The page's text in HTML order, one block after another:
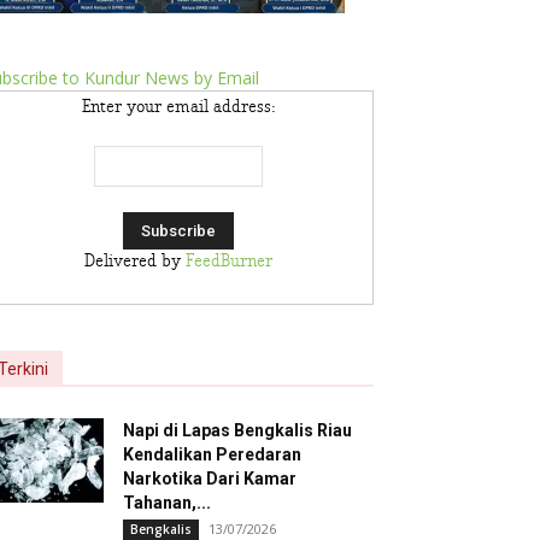
to Kundur News by Email
Enter your email address:
Delivered by FeedBurner
Napi di Lapas Bengkalis Riau
Kendalikan Peredaran
Narkotika Dari Kamar
Tahanan,...
Bengkalis 13/07/2026